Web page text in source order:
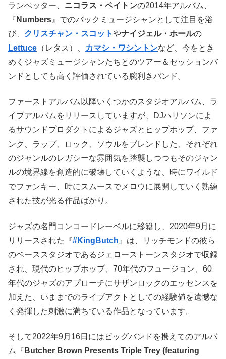
ランぺッター、 ニコラス・ペイトンの2014年アルバム、
『 Numbers 』でのバックミュージシャンとして注目を浴
び、 クリスチャン・スコットやナイジェル・ホールの
Lettuce （レタス）、 カマシ・ワシントンなど、今をとき
めくジャズミュージシャンたちとのツアー＆セッションバ
ンドとしても高く評価されている腕利きバンド。
ファーストアルバム以降いくつかのスタジオアルバム、ラ
イブアルバムをリリースしていますが、DJハリソンによ
るサウンドプロダクトによるジャズとヒップホップ、ファ
ンク、ラップ、ロック、ソウルをブレンドした、それぞれ
のジャンルのレガシーな雰囲気を踏襲しつつもそのジャン
ルの境界線を創造的に破壊していくような、時にワイルド
でファンキー、時にスムースでメロウに展開していく熟練
された技が光る作品ばかり。
ジャズの名門コンコードレーベルに移籍し、2020年9月に
リリースされた『#KingButch 』は、リッチモンドの彼ら
のベーススタジオであるジェローストーンスタジオで収録
され、現代のヒップホップ、70年代のフュージョン、60
年代のジャズのアプローチにサザンロックのエッセンスを
加えた、いままでのライブアクトとしての経験値を遺憾な
く発揮した刺激に満ちている作品となっています。
そして2022年9月16日にはビッグバンドを携えてのアルバ
ム『 Butcher Brown Presents Triple Trey (featuring